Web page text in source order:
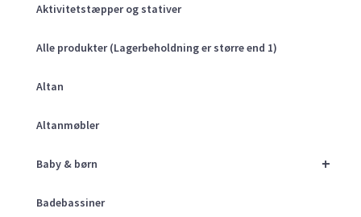
Aktivitetstæpper og stativer
Alle produkter (Lagerbeholdning er større end 1)
Altan
Altanmøbler
+
Baby & børn
Badebassiner